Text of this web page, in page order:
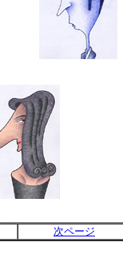
次ページ